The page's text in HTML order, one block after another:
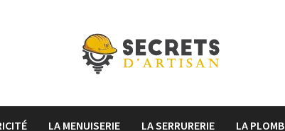
LA MENUISERIE LA SERRURERIE LA